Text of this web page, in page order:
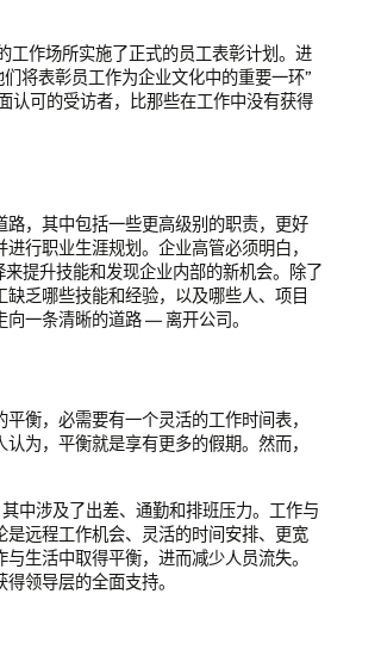
工作场所实施了正式的员工表彰计划。进
将表彰员工作为企业文化中的重要一环”
认可的受访者，比那些在工作中没有获得
，其中包括一些更高级别的职责，更好
行职业生涯规划。企业高管必须明白，
提升技能和发现企业内部的新机会。除了
乏哪些技能和经验，以及哪些人、项目
一条清晰的道路 — 离开公司。
衡，必需要有一个灵活的工作时间表，
为，平衡就是享有更多的假期。然而，
中涉及了出差、通勤和排班压力。工作与
远程工作机会、灵活的时间安排、更宽
生活中取得平衡，进而减少人员流失。
领导层的全面支持。